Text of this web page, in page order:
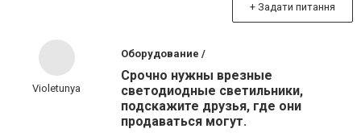
+ Задати питання
Violetunya
Оборудование /
Срочно нужны врезные
светодиодные светильники,
подскажите друзья, где они
продаваться могут.